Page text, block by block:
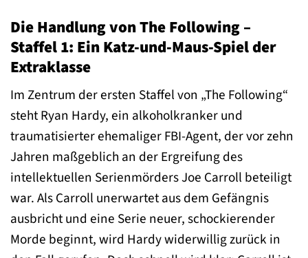
Die Handlung von The Following –
Staffel 1: Ein Katz-und-Maus-Spiel der
Extraklasse
Im Zentrum der ersten Staffel von „The Following“
steht Ryan Hardy, ein alkoholkranker und
traumatisierter ehemaliger FBI-Agent, der vor zehn
Jahren maßgeblich an der Ergreifung des
intellektuellen Serienmörders Joe Carroll beteiligt
war. Als Carroll unerwartet aus dem Gefängnis
ausbricht und eine Serie neuer, schockierender
Morde beginnt, wird Hardy widerwillig zurück in